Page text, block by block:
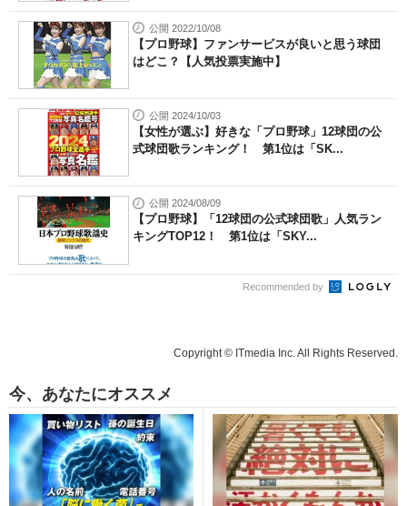
公開 2022/10/08
【プロ野球】ファンサービスが良いと思う球団
はどこ？【人気投票実施中】
公開 2024/10/03
【女性が選ぶ】好きな「プロ野球」12球団の公
式球団歌ランキング！ 第1位は「SK...
公開 2024/08/09
【プロ野球】「12球団の公式球団歌」人気ラン
キングTOP12！ 第1位は「SKY...
Recommended by
Copyright © ITmedia Inc. All Rights Reserved.
今、あなたにオススメ